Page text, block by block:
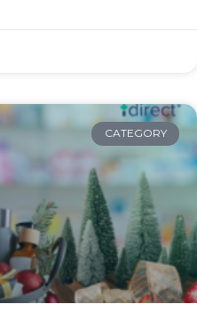
CATEGORY